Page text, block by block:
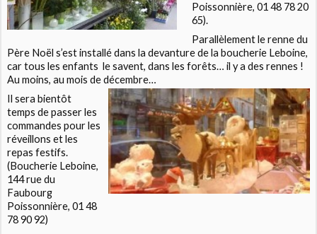
Poissonnière, 01 48 78 20
65).
Parallèlement le renne du
Père Noël s’est installé dans la devanture de la boucherie Leboine,
car tous les enfants le savent, dans les forêts… il y a des rennes !
Au moins, au mois de décembre…
Il sera bientôt
temps de passer les
commandes pour les
réveillons et les
repas festifs.
(Boucherie Leboine,
144 rue du
Faubourg
Poissonnière, 01 48
78 90 92)